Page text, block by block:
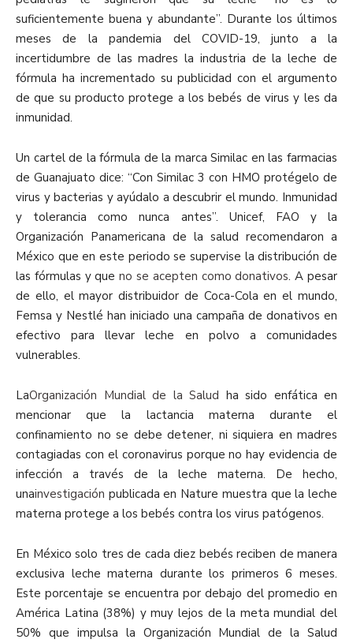
suficientemente buena y abundante”. Durante los últimos
meses de la pandemia del COVID-19, junto a la
incertidumbre de las madres la industria de la leche de
fórmula ha incrementado su publicidad con el argumento
de que su producto protege a los bebés de virus y les da
inmunidad.
Un cartel de la fórmula de la marca Similac en las farmacias
de Guanajuato dice: “Con Similac 3 con HMO protégelo de
virus y bacterias y ayúdalo a descubrir el mundo. Inmunidad
y tolerancia como nunca antes”. Unicef, FAO y la
Organización Panamericana de la salud recomendaron a
México que en este periodo se supervise la distribución de
las fórmulas y queno se acepten como donativos. A pesar
de ello, el mayor distribuidor de Coca-Cola en el mundo,
Femsa y Nestlé han iniciado una campaña de donativos en
efectivo para llevar leche en polvo a comunidades
vulnerables.
LaOrganización Mundial de la Salud ha sido enfática en
mencionar que la lactancia materna durante el
confinamiento no se debe detener, ni siquiera en madres
contagiadas con el coronavirus porque no hay evidencia de
infección a través de la leche materna. De hecho,
unainvestigación publicada en Nature muestra que la leche
materna protege a los bebés contra los virus patógenos.
En México solo tres de cada diez bebés reciben de manera
exclusiva leche materna durante los primeros 6 meses.
Este porcentaje se encuentra por debajo del promedio en
América Latina (38%) y muy lejos de la meta mundial del
50% que impulsa la Organización Mundial de la Salud